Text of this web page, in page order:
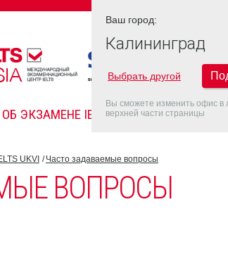
ОБ ЭКЗАМЕНЕ IELTS FAQ ДАТЫ
UKVI Часто задаваемые вопросы
ВОПРОСЫ
Ваш город:
Калининград
Выбрать другой
Вы сможете изменить офис в
верхней части страницы